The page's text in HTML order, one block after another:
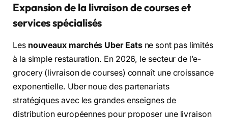
Expansion de la livraison de courses et
services spécialisés
Les nouveaux marchés Uber Eatsne sont pas limités
à la simple restauration. En 2026, le secteur de l’e-
grocery (livraison de courses) connaît une croissance
exponentielle. Uber noue des partenariats
stratégiques avec les grandes enseignes de
distribution européennes pour proposer une livraison